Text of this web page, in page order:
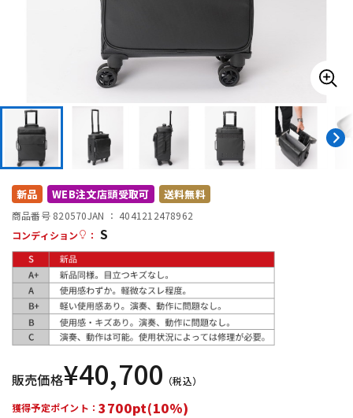
エフェクター
DTM オンライン納品 レコーディング機器
配信/ライブ機器
中古 ヴィンテージ
新品 WEB注文店頭受取可 送料無料
商品番号 820570JAN ： 4041212478962
コンディション
： S
販売価格¥40,700 （税込）
獲得予定ポイント：3700pt(10%)